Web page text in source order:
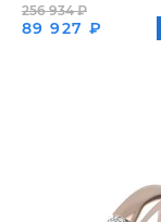
89 927 ₽
256 934 ₽